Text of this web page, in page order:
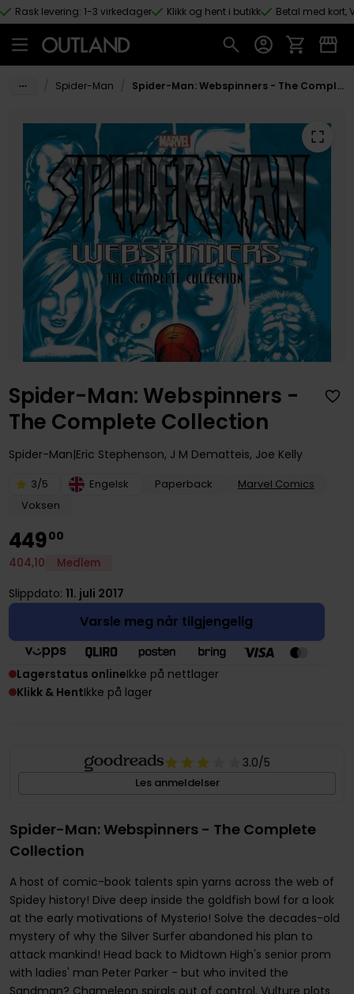
Hopp til hovedinnhold
Rask levering: 1-3 virkedager Klikk og hent i butikk Betal med kort,
Spider-Man Spider-Man: Webspinners - The Complete Collection
Spider-Man: Webspinners -
The Complete Collection
Spider-Man Eric Stephenson, J M Dematteis, Joe Kelly
3/5 Engelsk Paperback
Marvel Comics
Voksen
44900
404,10 Medlem
Slippdato: 11. juli 2017
Varsle meg når tilgjengelig
Lagerstatus onlineIkke på nettlager
Klikk & HentIkke på lager
3.0/5
Les anmeldelser
Spider-Man: Webspinners - The Complete
Collection
A host of comic-book talents spin yarns across the web of
Spidey history! Dive deep inside the goldfish bowl for a look
at the early motivations of Mysterio! Solve the decades-old
mystery of why the Silver Surfer abandoned his plan to
attack mankind! Head back to Midtown High's senior prom
with ladies' man Peter Parker - but who invited the
Sandman? Chameleon spirals out of control, Vulture plots